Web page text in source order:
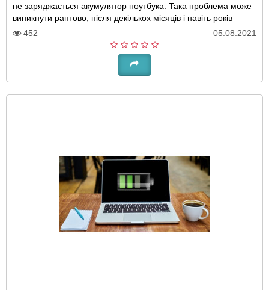
не заряджається акумулятор ноутбука. Така проблема може
виникнути раптово, після декількох місяців і навіть років
нормальної роботи техніки аб..
452 05.08.2021